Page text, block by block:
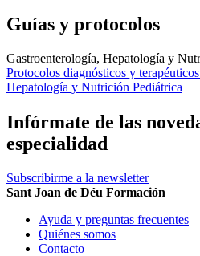
Guías y protocolos
Gastroenterología, Hepatología y
Protocolos diagnósticos y
Hepatología y Nutrición Pediátrica
Infórmate de las
especialidad
Subscribirme a la newsletter
Sant Joan de Déu Formación
Ayuda y preguntas frecuentes
Quiénes somos
Contacto